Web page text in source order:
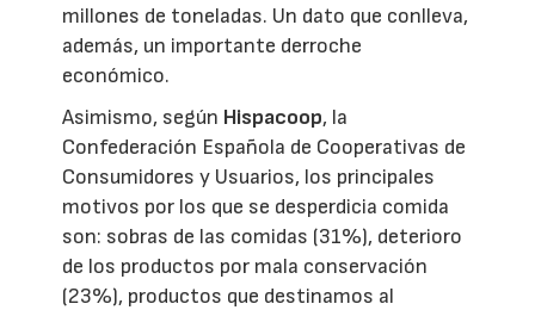
millones de toneladas. Un dato que conlleva,
además, un importante derroche
económico.
Asimismo, según Hispacoop, la
Confederación Española de Cooperativas de
Consumidores y Usuarios, los principales
motivos por los que se desperdicia comida
son: sobras de las comidas (31%), deterioro
de los productos por mala conservación
(23%), productos que destinamos al